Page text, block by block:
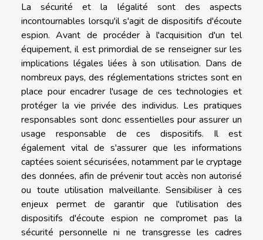
La sécurité et la légalité sont des aspects
incontournables lorsqu'il s'agit de dispositifs d'écoute
espion. Avant de procéder à l'acquisition d'un tel
équipement, il est primordial de se renseigner sur les
implications légales liées à son utilisation. Dans de
nombreux pays, des réglementations strictes sont en
place pour encadrer l'usage de ces technologies et
protéger la vie privée des individus. Les pratiques
responsables sont donc essentielles pour assurer un
usage responsable de ces dispositifs. Il est
également vital de s'assurer que les informations
captées soient sécurisées, notamment par le cryptage
des données, afin de prévenir tout accès non autorisé
ou toute utilisation malveillante. Sensibiliser à ces
enjeux permet de garantir que l'utilisation des
dispositifs d'écoute espion ne compromet pas la
sécurité personnelle ni ne transgresse les cadres